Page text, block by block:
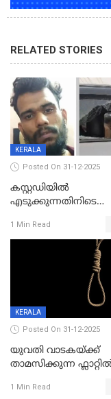
RELATED STORIES
KERALA
Posted On 31-12-2025
കസ്റ്റഡിയിൽ
എടുക്കുന്നതിനിടെ
1 Min Read
KERALA
Posted On 31-12-2025
യുവതി വാടകയ്ക്ക്
താമസിക്കുന്ന
സംഭവം
1 Min Read